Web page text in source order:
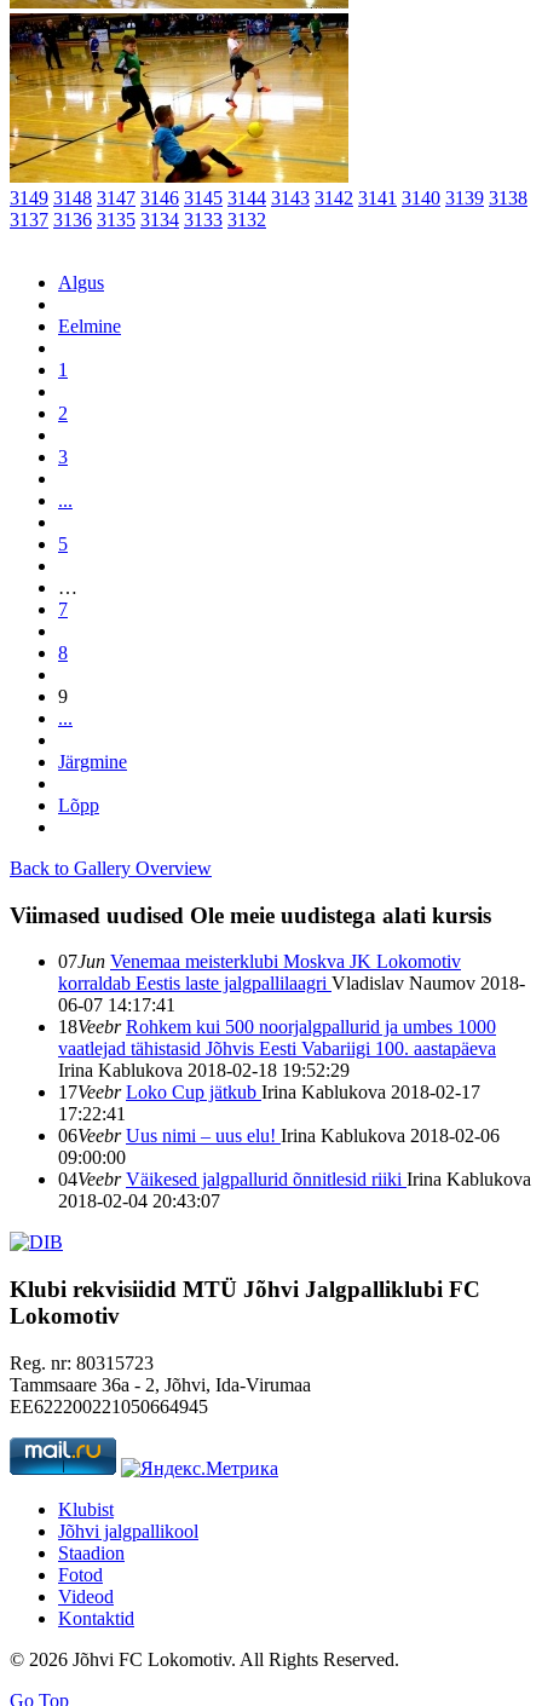
3149 3148 3147 3146 3145 3144 3143 3142 3141 3140 3139 3138
3137 3136 3135 3134 3133 3132
Algus
Eelmine
1
2
3
...
5
…
7
8
9
...
Järgmine
Lõpp
Back to Gallery Overview
Viimased uudised Ole meie uudistega alati kursis
07Jun Venemaa meisterklubi Moskva JK Lokomotiv
korraldab Eestis laste jalgpallilaagri Vladislav Naumov 2018-
06-07 14:17:41
18Veebr Rohkem kui 500 noorjalgpallurid ja umbes 1000
vaatlejad tähistasid Jõhvis Eesti Vabariigi 100. aastapäeva
Irina Kablukova 2018-02-18 19:52:29
17Veebr Loko Cup jätkub Irina Kablukova 2018-02-17
17:22:41
06Veebr Uus nimi – uus elu! Irina Kablukova 2018-02-06
09:00:00
04Veebr Väikesed jalgpallurid õnnitlesid riiki Irina Kablukova
2018-02-04 20:43:07
Klubi rekvisiidid MTÜ Jõhvi Jalgpalliklubi FC
Lokomotiv
Reg. nr: 80315723
Tammsaare 36a - 2, Jõhvi, Ida-Virumaa
EE622200221050664945
Klubist
Jõhvi jalgpallikool
Staadion
Fotod
Videod
Kontaktid
© 2026 Jõhvi FC Lokomotiv. All Rights Reserved.
Go Top